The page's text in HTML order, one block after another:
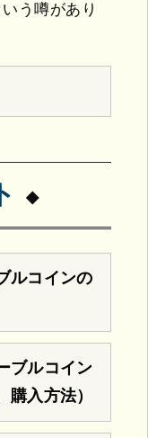
う噂があり
ルコインの
ブルコイン
入方法）